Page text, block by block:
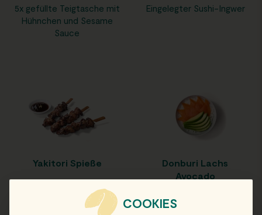
5x gefüllte Teigtasche mit
Hühnchen und Sesame
Sauce
Eingelegter Sushi-Ingwer
Yakitori Spieße
Hähnchenspieße,
aufgetaut, in
Donburi Lachs
Avocado
COOKIES